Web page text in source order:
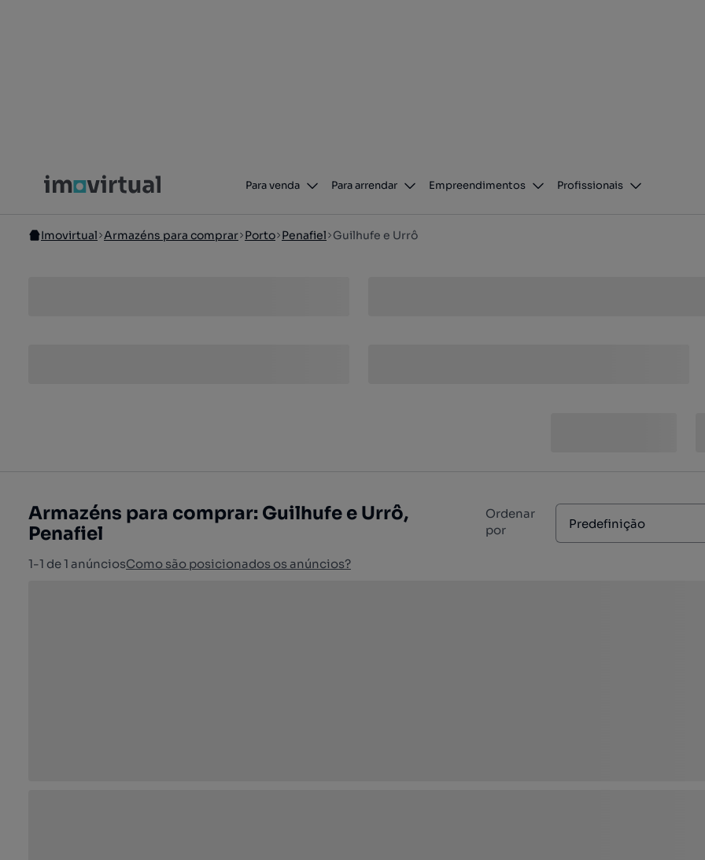
Para venda Para arrendar Empreendimentos Profissionais
Imovirtual Armazéns para comprar Porto Penafiel Guilhufe e Urrô
Armazéns para comprar: Guilhufe e Urrô,
Penafiel
1-1 de 1 anúnciosComo são posicionados os anúncios?
Ordenar
por
Predefinição